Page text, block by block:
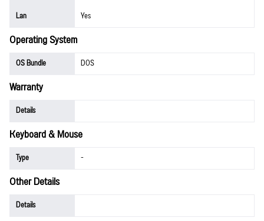
Lan
Yes
Operating System
OS Bundle DOS
Warranty
Details
Keyboard & Mouse
Type -
Other Details
Details